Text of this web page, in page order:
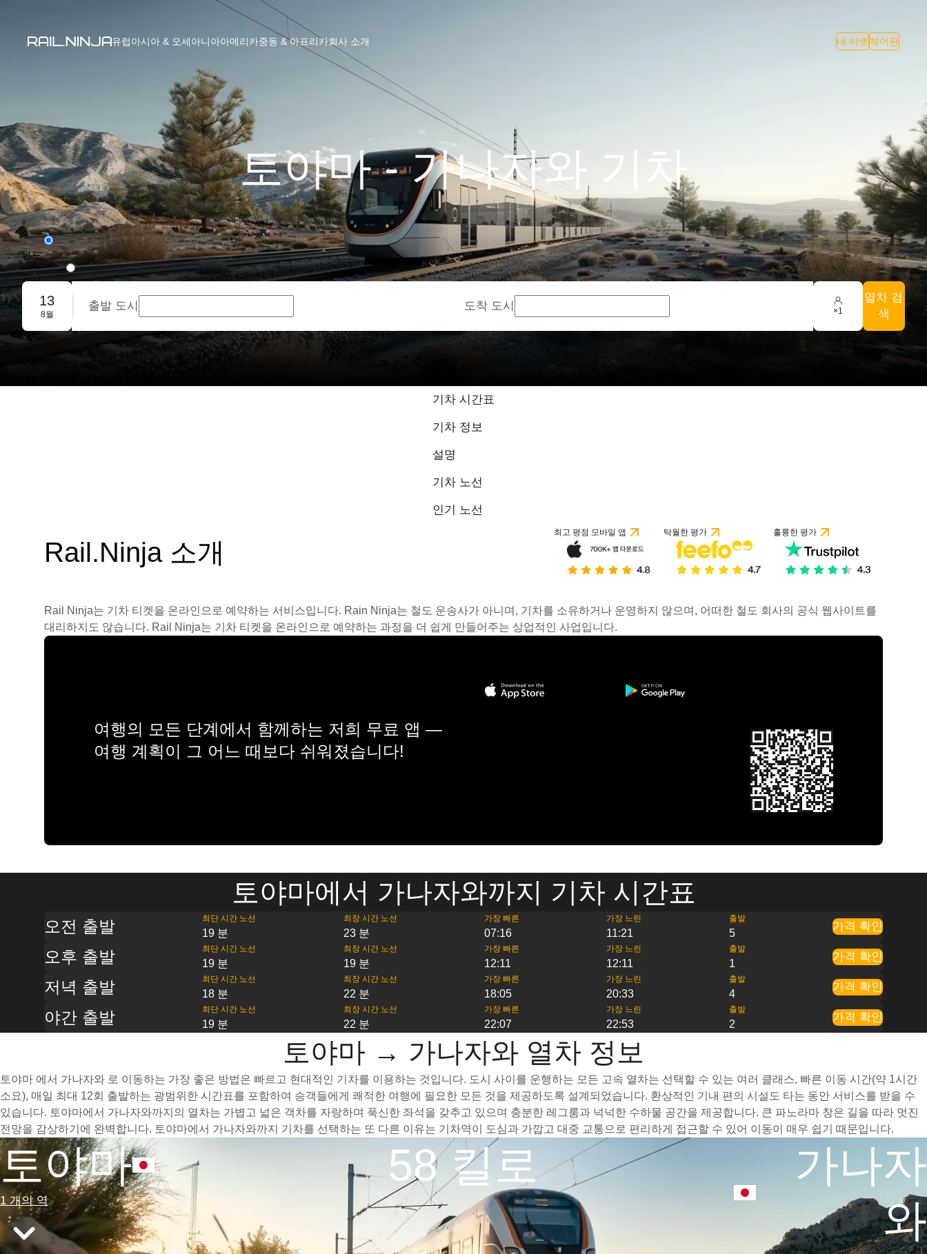
유럽아시아 & 오세아니아아메리카중동 & 아프리카회사 소개 내 티켓 제어판
토야마 - 가나자와 기차
편도
왕복
단체 예약
13
8월
출발 도시 도착 도시 ×1
열차 검
색
기차 시간표
기차 정보
설명
기차 노선
인기 노선
Rail.Ninja 소개
최고 평점 모바일 앱 탁월한 평가 훌륭한 평가
Rail Ninja는 기차 티켓을 온라인으로 예약하는 서비스입니다. Rain Ninja는 철도 운송사가 아니며, 기차를 소유하거나 운영하지 않으며, 어떠한 철도 회사의 공식 웹사이트를
대리하지도 않습니다. Rail Ninja는 기차 티켓을 온라인으로 예약하는 과정을 더 쉽게 만들어주는 상업적인 사업입니다.
여행의 모든 단계에서 함께하는 저희 무료 앱 —
여행 계획이 그 어느 때보다 쉬워졌습니다!
토야마에서 가나자와까지 기차 시간표
오전 출발 최단 시간 노선
19 분
최장 시간 노선
23 분
가장 빠른
07:16
가장 느린
11:21
출발
5
가격 확인
오후 출발 최단 시간 노선
19 분
최장 시간 노선
19 분
가장 빠른
12:11
가장 느린
12:11
출발
1
가격 확인
저녁 출발 최단 시간 노선
18 분
최장 시간 노선
22 분
가장 빠른
18:05
가장 느린
20:33
출발
4
가격 확인
야간 출발 최단 시간 노선
19 분
최장 시간 노선
22 분
가장 빠른
22:07
가장 느린
22:53
출발
2
가격 확인
토야마 → 가나자와 열차 정보
토야마 에서 가나자와 로 이동하는 가장 좋은 방법은 빠르고 현대적인 기차를 이용하는 것입니다. 도시 사이를 운행하는 모든 고속 열차는 선택할 수 있는 여러 클래스, 빠른 이동 시간(약 1시간
소요), 매일 최대 12회 출발하는 광범위한 시간표를 포함하여 승객들에게 쾌적한 여행에 필요한 모든 것을 제공하도록 설계되었습니다. 환상적인 기내 편의 시설도 타는 동안 서비스를 받을 수
있습니다. 토야마에서 가나자와까지의 열차는 가볍고 넓은 객차를 자랑하며 푹신한 좌석을 갖추고 있으며 충분한 레그룸과 넉넉한 수하물 공간을 제공합니다. 큰 파노라마 창은 길을 따라 멋진
전망을 감상하기에 완벽합니다. 토야마에서 가나자와까지 기차를 선택하는 또 다른 이유는 기차역이 도심과 가깝고 대중 교통으로 편리하게 접근할 수 있어 이동이 매우 쉽기 때문입니다.
토야마
1 개의 역
58 킬로
가나자
와